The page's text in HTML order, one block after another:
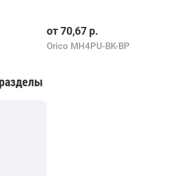
от70,67 р.
Orico MH4PU-BK-BP